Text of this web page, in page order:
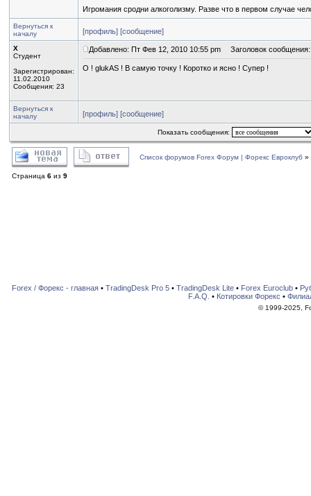
Игромания сродни алкоголизму. Разве что в первом случае
Вернуться к
началу
[профиль] [сообщение]
X
Студент
Зарегистрирован:
11.02.2010
Сообщения: 23
Добавлено: Пт Фев 12, 2010 10:55 pm Заголовок сообщения:
О ! glukAS ! В самую точку ! Коротко и ясно ! Супер !
Вернуться к
началу
[профиль] [сообщение]
Показать сообщения:
Список форумов Forex Форум | Форекс Евроклуб »
Страница 6 из 9
Forex / Форекс - главная• TradingDesk Pro 5• TradingDesk Lite• Forex Euroclub•
F.A.Q. • Котировки Форекс •
© 1999-2025,